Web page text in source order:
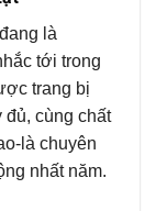
là
tới trong
trang bị
đủ, cùng chất
là chuyên
nhất năm.